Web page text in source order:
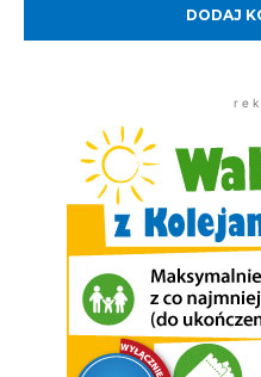
r e k